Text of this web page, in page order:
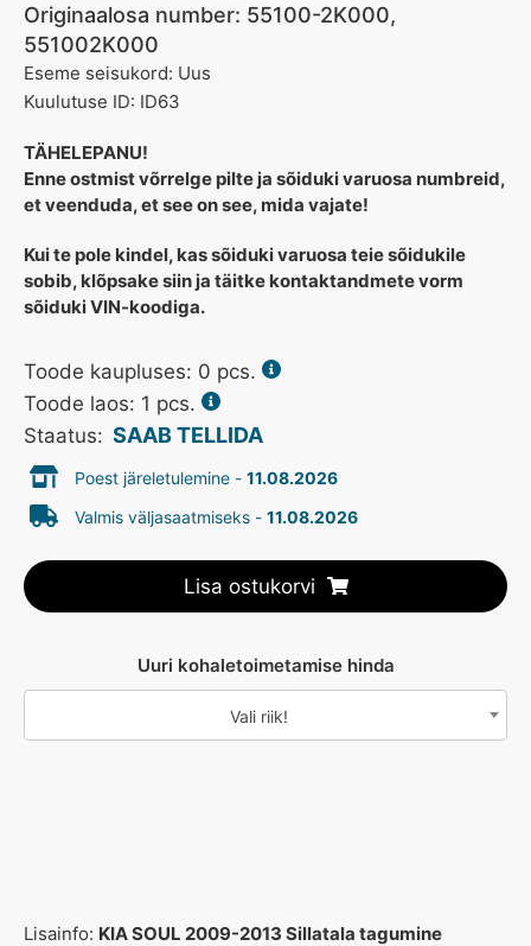
Originaalosa number: 55100-2K000,
551002K000
Eseme seisukord: Uus
Kuulutuse ID: ID63
TÄHELEPANU!
Enne ostmist võrrelge pilte ja sõiduki varuosa numbreid,
et veenduda, et see on see, mida vajate!
Kui te pole kindel, kas sõiduki varuosa teie sõidukile
sobib, klõpsake siin ja täitke kontaktandmete vorm
sõiduki VIN-koodiga.
Toode kaupluses: 0 pcs.
Toode laos: 1 pcs.
Staatus: SAAB TELLIDA
Poest järeletulemine - 11.08.2026
Valmis väljasaatmiseks - 11.08.2026
Lisa ostukorvi
Uuri kohaletoimetamise hinda
Vali riik!
Lisainfo: KIA SOUL 2009-2013 Sillatala tagumine